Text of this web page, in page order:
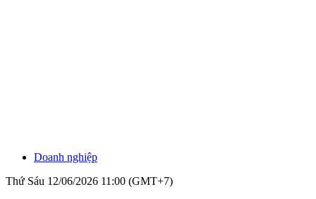
Doanh nghiệp
Thứ Sáu 12/06/2026 11:00 (GMT+7)